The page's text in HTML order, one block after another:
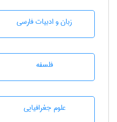
زبان و ادبيات فارسی
فلسفه
علوم جغرافيايی